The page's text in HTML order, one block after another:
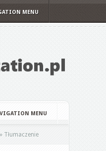
MENU
MENU
» Tłumaczenie